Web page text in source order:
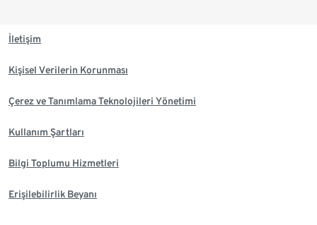
İletişim
Kişisel Verilerin Korunması
Çerez ve Tanımlama Teknolojileri Yönetimi
Kullanım Şartları
Bilgi Toplumu Hizmetleri
Erişilebilirlik Beyanı